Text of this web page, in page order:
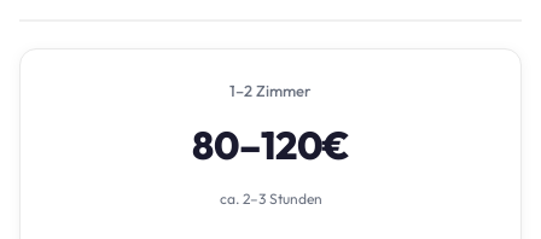
1–2 Zimmer
80–120€
ca. 2–3 Stunden